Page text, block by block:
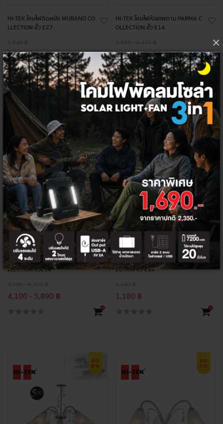
×
HI-TEK โคมไฟติดผนัง MURANO CO
LLECTION ขั้ว E27
1,750 ฿
+
HI-TEK โคมไฟห้อยเพดาน PARMA C
OLLECTION ขั้ว E14
3,450 - 4,250 ฿
+
HI-TEK โคมไฟห้อยเพดาน LUCCA CO
LLECTION ขั้วE14
4,100 - 5,890 ฿
+
ลด
4%
HI-TEK โคมไฟติดผนัง LUCCA COLL
ECTION ขั้ว E14
1,180 ฿
+
ลด
8%
ลด
5%